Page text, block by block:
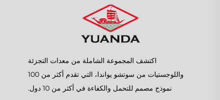
اكتشف المجموعة الشاملة من معدات التجزئة
واللوجستيات من سوتشو يواندا، التي تقدم أكثر من 100
نموذج مصمم للتحمل والكفاءة في أكثر من 10 دول.